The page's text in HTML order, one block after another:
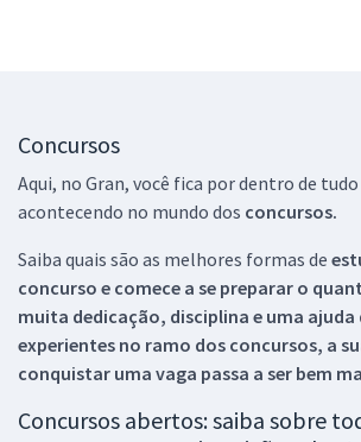
Concursos
Aqui, no Gran, você fica por dentro de
acontecendo no mundo dos concursos.
Saiba quais são as melhores formas de
concurso e comece a se preparar o
muita dedicação, disciplina e uma
experientes no ramo dos concursos, a
conquistar uma vaga passa a ser bem
Concursos abertos: saiba sobre